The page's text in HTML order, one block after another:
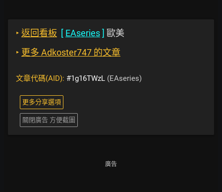
‣ 返回看板 [ EAseries] 歐美
‣ 更多 Adkoster747 的文章
文章代碼(AID): #1g16TWzL (EAseries)
更多分享選項
關閉廣告 方便截圖
廣告